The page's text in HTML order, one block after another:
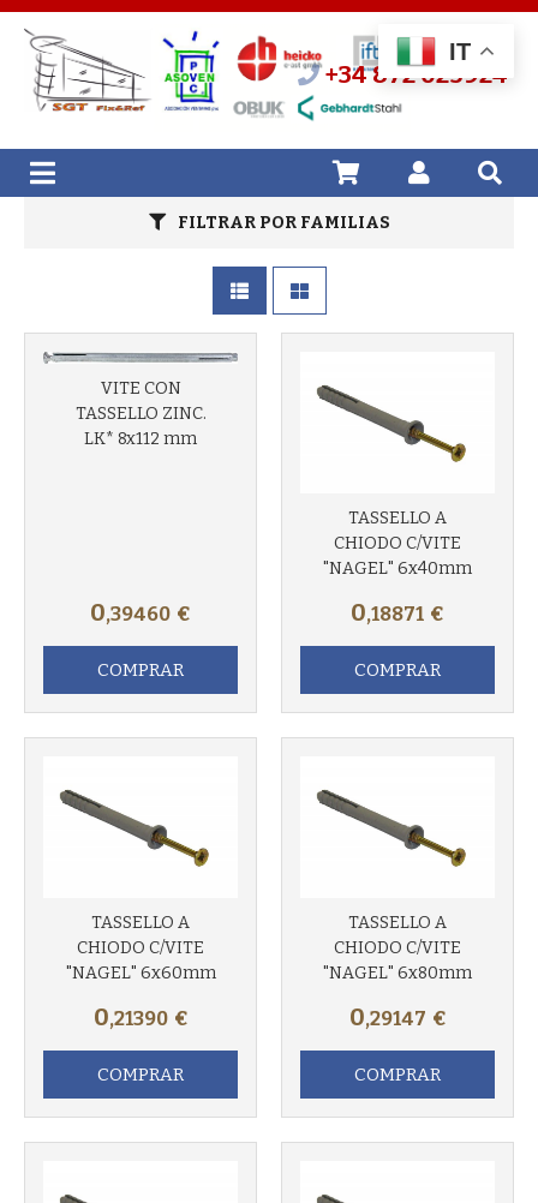
IT
+34 872 025924
FILTRAR POR FAMILIAS
VITE CON
TASSELLO ZINC.
LK* 8x112 mm
0,39460 €
COMPRAR
TASSELLO A
CHIODO C/VITE
"NAGEL" 6x40mm
0,18871 €
COMPRAR
TASSELLO A
CHIODO C/VITE
"NAGEL" 6x60mm
0,21390 €
COMPRAR
TASSELLO A
CHIODO C/VITE
"NAGEL" 6x80mm
0,29147 €
COMPRAR
Más info Más info
Más info
Más info
Más info Más info